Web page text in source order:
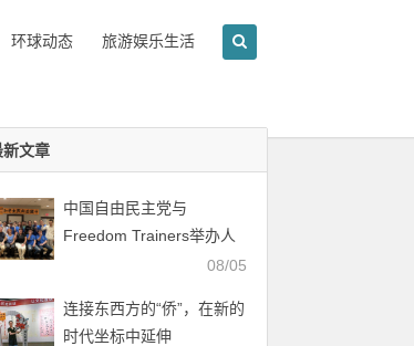
环球动态 旅游娱乐生活
新文章
中国自由民主党与
Freedom Trainers举办人
08/05
连接东西方的“侨”，在新的
时代坐标中延伸